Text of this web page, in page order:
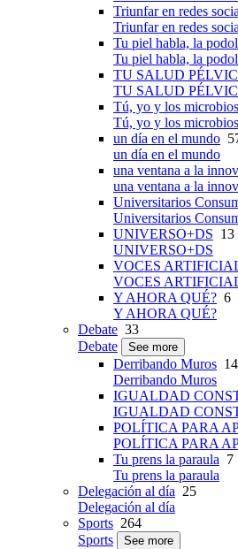
Triunfar en redes
Triunfar en redes
Tu piel habla, la
Tu piel habla, la
TU SALUD
TU SALUD
Tú, yo y los microbios
Tú, yo y los microbios
un día en el mundo
un día en el mundo
una ventana a la
una ventana a la
Universitarios
Universitarios
UNIVERSO+DS 13
UNIVERSO+DS
VOCES
VOCES
Y AHORA QUÉ? 6
Y AHORA QUÉ?
Debate 33
Debate
See more
Derribando Muros
Derribando Muros
IGUALDAD
IGUALDAD
POLÍTICA PARA
POLÍTICA PARA
Tu prens la paraula 7
Tu prens la paraula
Delegación al día 25
Delegación al día
Sports 264
Sports
See more